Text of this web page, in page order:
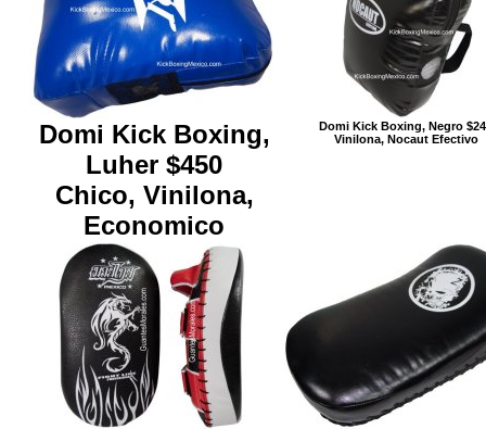
Domi Kick Boxing,
Luher $450
Chico, Vinilona,
Economico
Domi Kick Boxing, Negro
Vinilona, Nocaut Efectivo